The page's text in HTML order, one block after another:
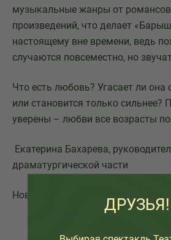
музыкальные жанры от романсов
произведений, что делает
настоящему вне времени, ведь
случаются повсеместно, но
Что есть любовь? Угасает ли она
или становится только сильнее?
уверены – любви все возрасты
Екатерина Бахарева,
драматургической части
Новокузнецкого театра кукол
ДРУЗЬЯ!